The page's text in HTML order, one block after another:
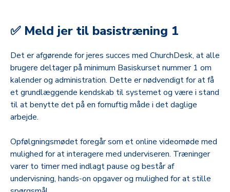
✅ Meld jer til basistræning 1
Det er afgørende for jeres succes med ChurchDesk, at alle
brugere deltager på minimum Basiskurset nummer 1 om
kalender og administration. Dette er nødvendigt for at få
et grundlæggende kendskab til systemet og være i stand
til at benytte det på en fornuftig måde i det daglige
arbejde.
Opfølgningsmødet foregår som et online videomøde med
mulighed for at interagere med underviseren. Træninger
varer to timer med indlagt pause og består af
undervisning, hands-on opgaver og mulighed for at stille